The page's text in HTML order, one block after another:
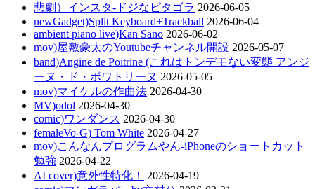
悲劇）インスタ-ドジなピタゴラ 2026-06-05
newGadget)Split Keyboard+Trackball 2026-06-04
ambient piano live)Kan Sano 2026-06-02
mov)屋敷豪太のYoutubeチャンネル開設 2026-05-07
band)Angine de Poitrine (これはトンデモない変態 アンジ
ーヌ・ド・ポワトリーヌ 2026-05-05
mov)マイケルの作曲法 2026-04-30
MV)odol 2026-04-30
comic)ワンダンス 2026-04-30
femaleVo-G) Tom White 2026-04-27
mov)こんなんプログラムやん-iPhoneのショートカット
勉強 2026-04-22
AI cover)意外性特化！
2026-04-19